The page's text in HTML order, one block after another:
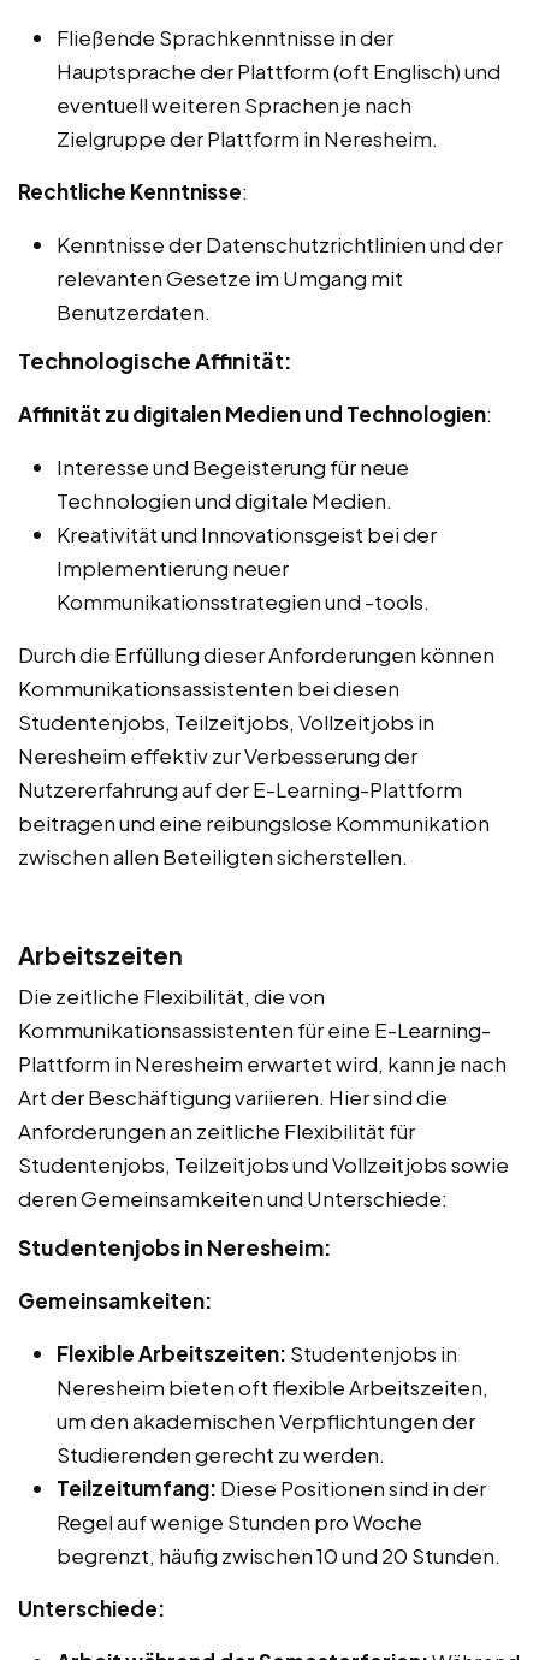
Fließende Sprachkenntnisse in der
Hauptsprache der Plattform (oft Englisch) und
eventuell weiteren Sprachen je nach
Zielgruppe der Plattform in Neresheim.
Rechtliche Kenntnisse:
Kenntnisse der Datenschutzrichtlinien und der
relevanten Gesetze im Umgang mit
Benutzerdaten.
Technologische Affinität:
Affinität zu digitalen Medien und Technologien:
Interesse und Begeisterung für neue
Technologien und digitale Medien.
Kreativität und Innovationsgeist bei der
Implementierung neuer
Kommunikationsstrategien und -tools.
Durch die Erfüllung dieser Anforderungen können
Kommunikationsassistenten bei diesen
Studentenjobs, Teilzeitjobs, Vollzeitjobs in
Neresheim effektiv zur Verbesserung der
Nutzererfahrung auf der E-Learning-Plattform
beitragen und eine reibungslose Kommunikation
zwischen allen Beteiligten sicherstellen.
Arbeitszeiten
Die zeitliche Flexibilität, die von
Kommunikationsassistenten für eine E-Learning-
Plattform in Neresheim erwartet wird, kann je nach
Art der Beschäftigung variieren. Hier sind die
Anforderungen an zeitliche Flexibilität für
Studentenjobs, Teilzeitjobs und Vollzeitjobs sowie
deren Gemeinsamkeiten und Unterschiede:
Studentenjobs in Neresheim:
Gemeinsamkeiten:
Flexible Arbeitszeiten: Studentenjobs in
Neresheim bieten oft flexible Arbeitszeiten,
um den akademischen Verpflichtungen der
Studierenden gerecht zu werden.
Teilzeitumfang: Diese Positionen sind in der
Regel auf wenige Stunden pro Woche
begrenzt, häufig zwischen 10 und 20 Stunden.
Unterschiede: